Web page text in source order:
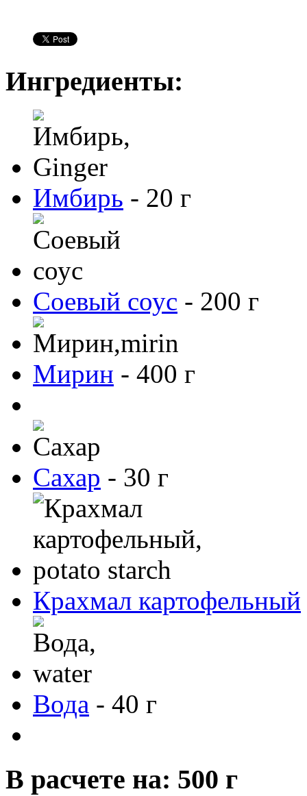
Ингредиенты:
Имбирь - 20 г
Cоевый соус - 200 г
Мирин - 400 г
Cахар - 30 г
Крахмал картофельный
Вода - 40 г
В расчете на: 500 г